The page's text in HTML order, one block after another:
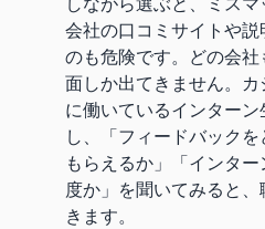
会社の口コミサイトや
のも危険です。どの会
面しか出てきません。
に働いているインター
し、「フィードバック
もらえるか」「インタ
度か」を聞いてみると
きます。